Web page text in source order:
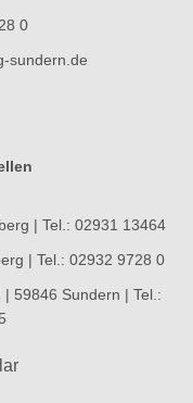
0
sundern.de
| Tel.: 02931 13464
| Tel.: 02932 9728 0
| 59846 Sundern | Tel.: